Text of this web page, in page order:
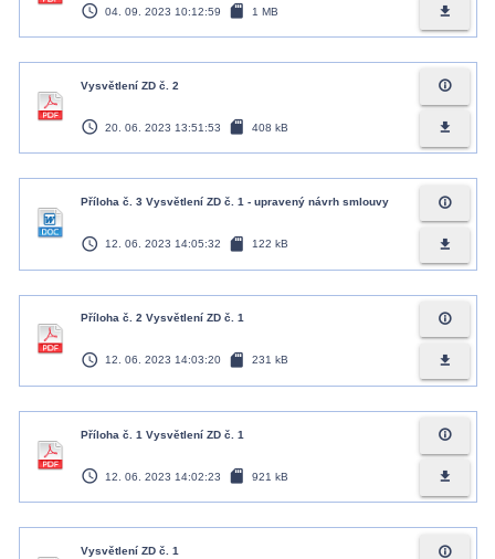
access_time 04. 09. 2023 10:12:59 sd_card 1 MB file_download
Vysvětlení ZD č. 2
access_time 20. 06. 2023 13:51:53 sd_card 408 kB
info_outline
file_download
Příloha č. 3 Vysvětlení ZD č. 1 - upravený návrh smlouvy
access_time 12. 06. 2023 14:05:32 sd_card 122 kB
info_outline
file_download
Příloha č. 2 Vysvětlení ZD č. 1
access_time 12. 06. 2023 14:03:20 sd_card 231 kB
info_outline
file_download
Příloha č. 1 Vysvětlení ZD č. 1
access_time 12. 06. 2023 14:02:23 sd_card 921 kB
info_outline
file_download
Vysvětlení ZD č. 1 info_outline